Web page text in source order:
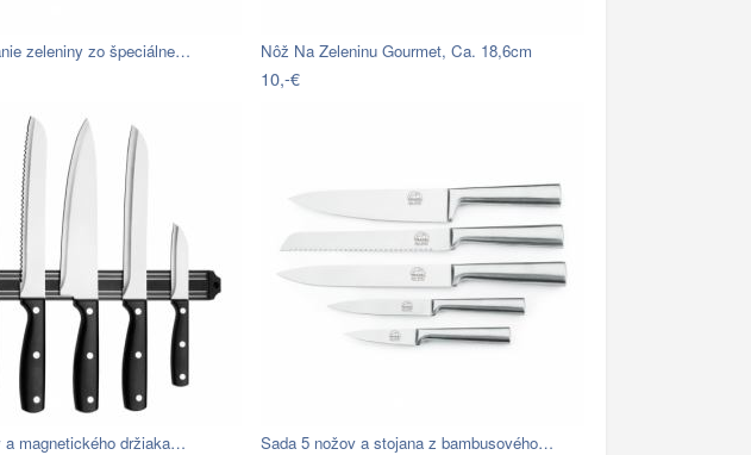
zeleniny zo špeciálne… Nôž Na Zeleninu Gourmet, Ca. 18,6cm
10,-€
a magnetického držiaka… Sada 5 nožov a stojana z bambusového…